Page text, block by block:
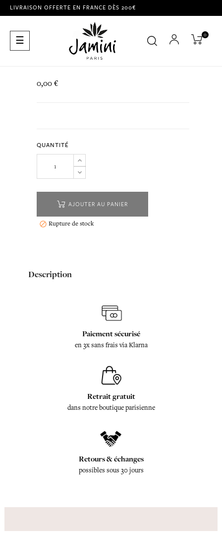
LIVRAISON OFFERTE EN FRANCE DÈS 200€
Basculer
la
☰ 0
0,00 €
QUANTITÉ
AJOUTER AU PANIER
 Rupture de stock
Description
Paiement sécurisé
en 3x sans frais via Klarna
Retrait gratuit
dans notre boutique parisienne
Retours & échanges
possibles sous 30 jours